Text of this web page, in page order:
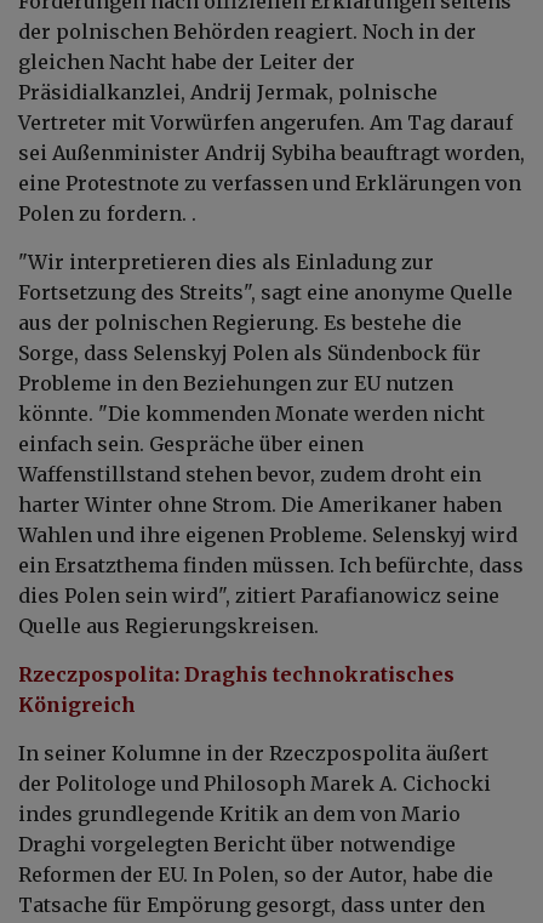
der polnischen Behörden reagiert. Noch in der
gleichen Nacht habe der Leiter der
Präsidialkanzlei, Andrij Jermak, polnische
Vertreter mit Vorwürfen angerufen. Am Tag darauf
sei Außenminister Andrij Sybiha beauftragt worden,
eine Protestnote zu verfassen und Erklärungen von
Polen zu fordern. .
"Wir interpretieren dies als Einladung zur
Fortsetzung des Streits", sagt eine anonyme Quelle
aus der polnischen Regierung. Es bestehe die
Sorge, dass Selenskyj Polen als Sündenbock für
Probleme in den Beziehungen zur EU nutzen
könnte. "Die kommenden Monate werden nicht
einfach sein. Gespräche über einen
Waffenstillstand stehen bevor, zudem droht ein
harter Winter ohne Strom. Die Amerikaner haben
Wahlen und ihre eigenen Probleme. Selenskyj wird
ein Ersatzthema finden müssen. Ich befürchte, dass
dies Polen sein wird", zitiert Parafianowicz seine
Quelle aus Regierungskreisen.
Rzeczpospolita: Draghis technokratisches
Königreich
In seiner Kolumne in der Rzeczpospolita äußert
der Politologe und Philosoph Marek A. Cichocki
indes grundlegende Kritik an dem von Mario
Draghi vorgelegten Bericht über notwendige
Reformen der EU. In Polen, so der Autor, habe die
Tatsache für Empörung gesorgt, dass unter den